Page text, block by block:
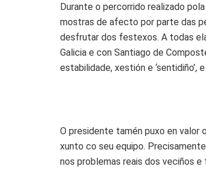
Durante o percorrido realizado
mostras de afecto por parte das
desfrutar dos festexos. A todas
Galicia e con Santiago de
estabilidade, xestión e ‘sentidiño’,
O presidente tamén puxo en valor
xunto co seu equipo.
nos problemas reais dos veciños